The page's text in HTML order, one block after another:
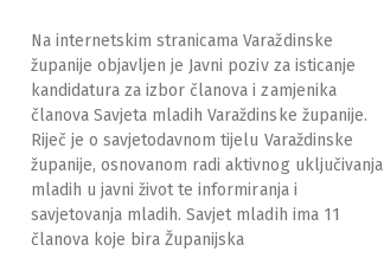
Na internetskim stranicama Varaždinske
županije objavljen je Javni poziv za isticanje
kandidatura za izbor članova i zamjenika
članova Savjeta mladih Varaždinske županije.
Riječ je o savjetodavnom tijelu Varaždinske
županije, osnovanom radi aktivnog uključivanja
mladih u javni život te informiranja i
savjetovanja mladih. Savjet mladih ima 11
članova koje bira Županijska